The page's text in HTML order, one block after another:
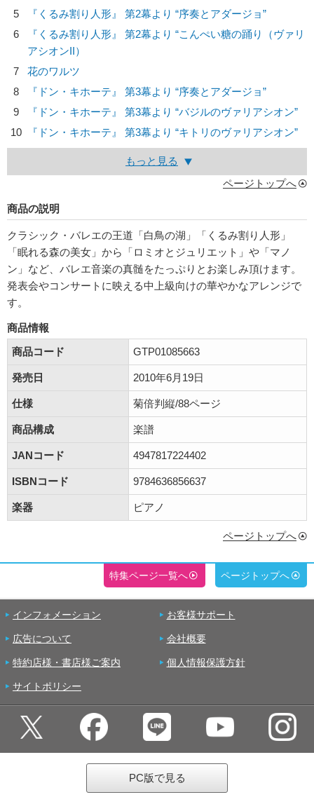
5
『くるみ割り人形』 第2幕より “序奏とアダージョ”
6
『くるみ割り人形』 第2幕より “こんぺい糖の踊り（ヴァリ
アシオンII）
7
花のワルツ
8
『ドン・キホーテ』 第3幕より “序奏とアダージョ”
9
『ドン・キホーテ』 第3幕より “バジルのヴァリアシオン”
10
『ドン・キホーテ』 第3幕より “キトリのヴァリアシオン”
もっと見る
ページトップへ
商品の説明
クラシック・バレエの王道「白鳥の湖」「くるみ割り人形」
「眠れる森の美女」から「ロミオとジュリエット」や「マノ
ン」など、バレエ音楽の真髄をたっぷりとお楽しみ頂けます。
発表会やコンサートに映える中上級向けの華やかなアレンジで
す。
商品情報
商品コード
GTP01085663
発売日 2010年6月19日
仕様 菊倍判縦/88ページ
商品構成 楽譜
JANコード 4947817224402
ISBNコード 9784636856637
楽器 ピアノ
ページトップへ
特集ページ一覧へ ページトップへ
インフォメーション お客様サポート
広告について 会社概要
特約店様・書店様ご案内 個人情報保護方針
サイトポリシー
PC版で見る